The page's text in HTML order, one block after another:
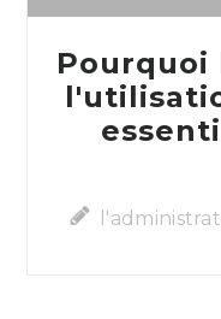
Pourquoi